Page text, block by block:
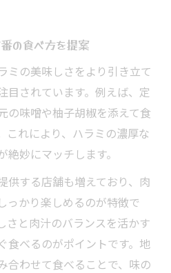
の食べ方を提案
ミの美味しさをより引き立て
目されています。例えば、定
の味噌や柚子胡椒を添えて食
これにより、ハラミの濃厚な
妙にマッチします。
供する店舗も増えており、肉
っかり楽しめるのが特徴で
さと肉汁のバランスを活かす
食べるのがポイントです。地
合わせて食べることで、味の